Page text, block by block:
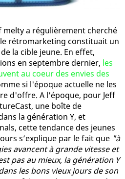
melty a régulièrement cherché
rétromarketing constituait un
la cible jeune. En effet,
en septembre dernier, les
au coeur des envies des
si l'époque actuelle ne les
d'offre. A l'époque, pour Jeff
une boîte de
la génération Y, et
cette tendance des jeunes
s’explique par le fait que "à
avancent à grande vitesse et
pas au mieux, la génération Y
les bons vieux jours de son